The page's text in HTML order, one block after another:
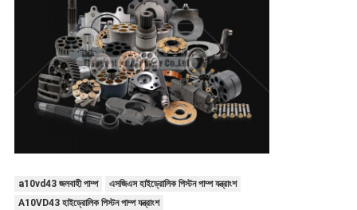
a10vd43 জলবাহী পাম্প
এসজিএস হাইড্রোলিক পিস্টন পাম্প যন্ত্রাংশ
A10VD43 হাইড্রোলিক পিস্টন পাম্প যন্ত্রাংশ